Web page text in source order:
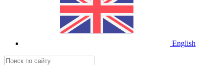
English